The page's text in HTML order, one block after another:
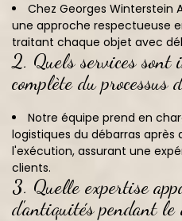
Chez Georges Winterstein
une approche respectueuse
traitant chaque objet avec
2. Quels services sont
complète du processus
Notre équipe prend en
logistiques du débarras
l'exécution, assurant une
clients.
3. Quelle expertise
d'antiquités pendant le